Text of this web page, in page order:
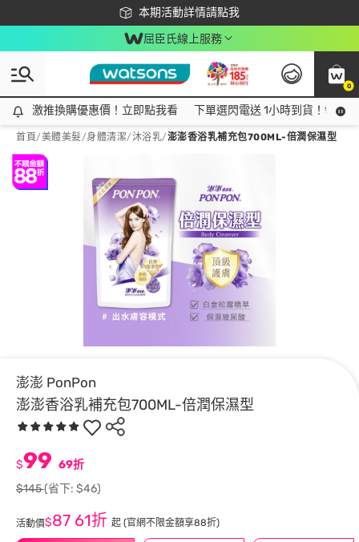
本期活動詳情請點我
下載app最高回饋$350
屈臣氏線上服務
0
激推換購優惠價！立即點我看
激推換購優惠價！立即點我看 下單選閃電送 1小時到貨！領神
首頁/美體美髮/身體清潔/沐浴乳/澎澎香浴乳補充包700ML-倍潤保濕型
澎澎 PonPon
澎澎香浴乳補充包700ML-倍潤保濕型
$99 69折
$145(省下: $46)
活動價$87 61折 起 (官網不限金額享88折)